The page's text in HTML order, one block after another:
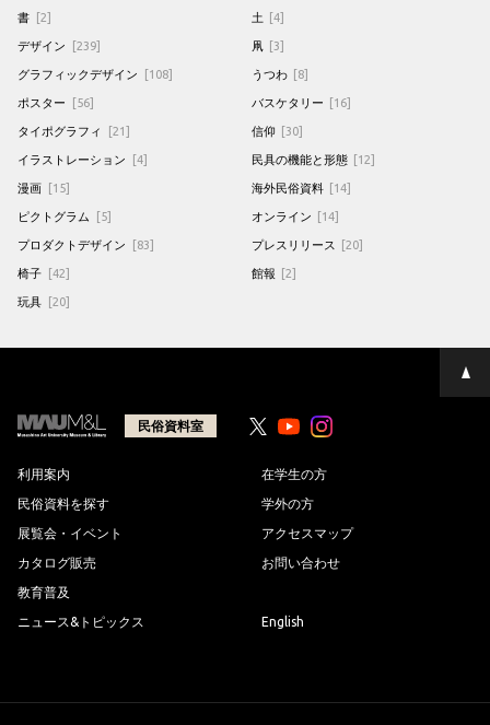
書 [2]
デザイン [239]
グラフィックデザイン [108]
ポスター [56]
タイポグラフィ [21]
イラストレーション [4]
漫画 [15]
ピクトグラム [5]
プロダクトデザイン [83]
椅子 [42]
玩具 [20]
土 [4]
凧 [3]
うつわ [8]
バスケタリー [16]
信仰 [30]
民具の機能と形態 [12]
海外民俗資料 [14]
オンライン [14]
プレスリリース [20]
館報 [2]
ペ
ー
民俗資料室 YoutubeYoutube
利用案内
民俗資料を探す
展覧会・イベント
カタログ販売
教育普及
ニュース&トピックス
在学生の方
学外の方
アクセスマップ
お問い合わせ
English